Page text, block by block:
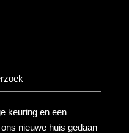
keuring en een
nieuwe huis gedaan